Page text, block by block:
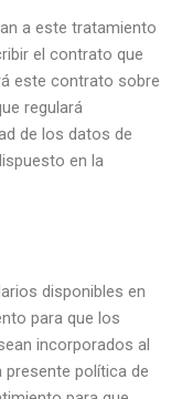
a este tratamiento
el contrato que
este contrato sobre
regulará
de los datos de
en la
disponibles en
para que los
incorporados al
política de